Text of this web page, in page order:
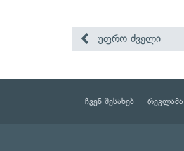
უფრო ძველი
ჩვენ შესახებ რეკლამა